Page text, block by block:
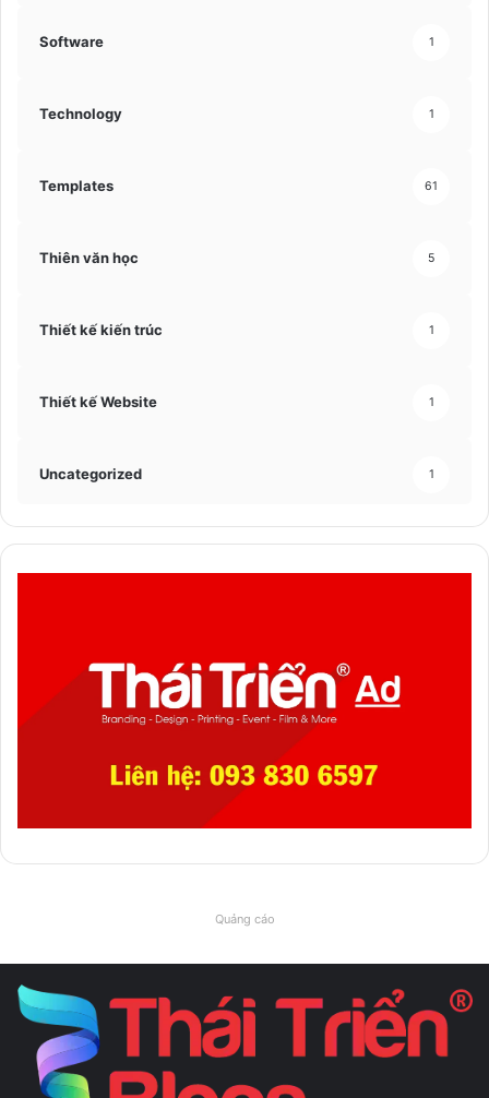
Software 1
Technology 1
Templates 61
Thiên văn học 5
Thiết kế kiến trúc 1
Thiết kế Website 1
Uncategorized 1
Quảng cáo